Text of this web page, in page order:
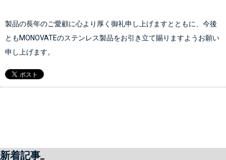
製品の長年のご愛顧に心より厚く御礼申し上げますとともに、今後
ともMONOVATEのステンレス製品をお引き立て賜りますようお願い
申し上げます。
新着記事